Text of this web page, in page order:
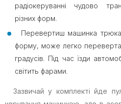
радіокеруванні чудово
різних форм.
Перевертиш машинка
форму, може легко
градусів. Під час їзди
світить фарами.
Зазвичай у комплекті йде